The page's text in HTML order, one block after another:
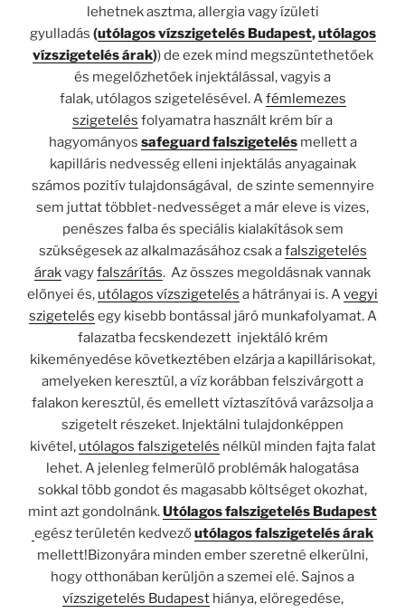
lehetnek asztma, allergia vagy ízületi
gyulladás (utólagos vízszigetelés Budapest,utólagos
vízszigetelés árak)) de ezek mind megszüntethetőek
és megelőzhetőek injektálással, vagyis a
falak, utólagos szigetelésével. Afémlemezes
szigetelés folyamatra használt krém bír a
hagyományos safeguard falszigetelésmellett a
kapilláris nedvesség elleni injektálás anyagainak
számos pozitív tulajdonságával, de szinte semennyire
sem juttat többlet-nedvességet a már eleve is vizes,
penészes falba és speciális kialakítások sem
szükségesek az alkalmazásához csak afalszigetelés
árakvagyfalszárítás. Az összes megoldásnak vannak
előnyei és, utólagos vízszigetelés a hátrányai is. Avegyi
szigetelés egy kisebb bontással járó munkafolyamat. A
falazatba fecskendezett injektáló krém
kikeményedése következtében elzárja a kapillárisokat,
amelyeken keresztül, a víz korábban felszivárgott a
falakon keresztül, és emellett víztaszítóvá varázsolja a
szigetelt részeket. Injektálni tulajdonképpen
kivétel, utólagos falszigetelés nélkül minden fajta falat
lehet. A jelenleg felmerülő problémák halogatása
sokkal több gondot és magasabb költséget okozhat,
mint azt gondolnánk.Utólagos falszigetelés Budapest
egész területén kedvezőutólagos falszigetelés árak
mellett!Bizonyára minden ember szeretné elkerülni,
hogy otthonában kerüljön a szemei elé. Sajnos a
vízszigetelés Budapesthiánya, elöregedése,